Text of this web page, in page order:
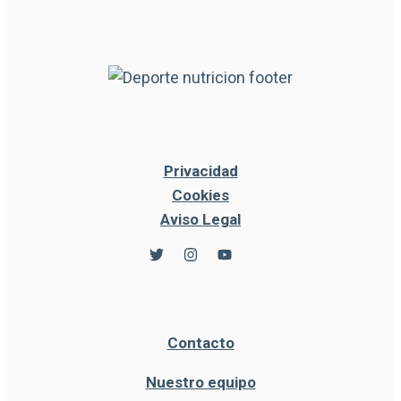
Privacidad
Cookies
Aviso Legal
Contacto
Nuestro equipo